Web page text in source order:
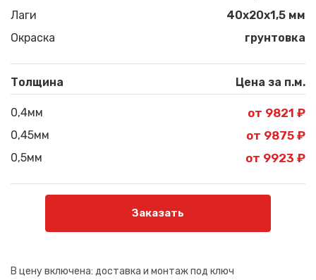
Лаги
40х20х1,5 мм
Окраска
грунтовка
Толщина Цена за п.м.
0,4мм от 9821 ₽
0,45мм от 9875 ₽
0,5мм от 9923 ₽
Заказать
В цену включена: доставка и монтаж под ключ